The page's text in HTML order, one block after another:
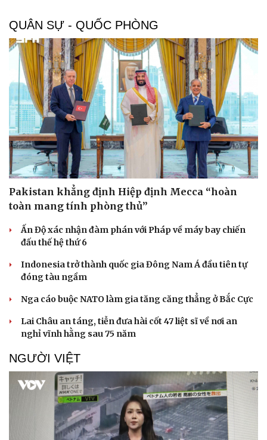
QUÂN SỰ - QUỐC PHÒNG
Pakistan khẳng định Hiệp định Mecca “hoàn
toàn mang tính phòng thủ”
Ấn Độ xác nhận đàm phán với Pháp về máy bay chiến
đấu thế hệ thứ 6
Indonesia trở thành quốc gia Đông Nam Á đầu tiên tự
đóng tàu ngầm
Nga cáo buộc NATO làm gia tăng căng thẳng ở Bắc Cực
Lai Châu an táng, tiễn đưa hài cốt 47 liệt sĩ về nơi an
nghỉ vĩnh hằng sau 75 năm
NGƯỜI VIỆT